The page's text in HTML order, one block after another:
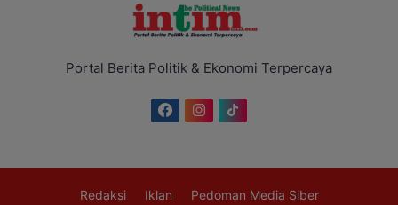
Portal Berita Politik & Ekonomi Terpercaya
Redaksi Iklan Pedoman Media Siber